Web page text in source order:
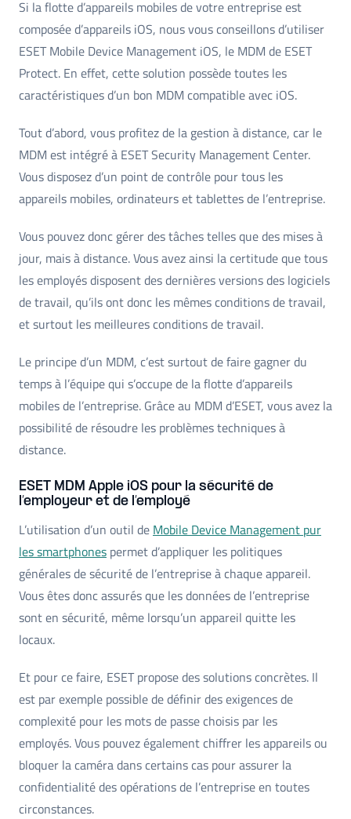
Si la flotte d’appareils mobiles de votre entreprise est
composée d’appareils iOS, nous vous conseillons d’utiliser
ESET Mobile Device Management iOS, le MDM de ESET
Protect. En effet, cette solution possède toutes les
caractéristiques d’un bon MDM compatible avec iOS.
Tout d’abord, vous profitez de la gestion à distance, car le
MDM est intégré à ESET Security Management Center.
Vous disposez d’un point de contrôle pour tous les
appareils mobiles, ordinateurs et tablettes de l’entreprise.
Vous pouvez donc gérer des tâches telles que des mises à
jour, mais à distance. Vous avez ainsi la certitude que tous
les employés disposent des dernières versions des logiciels
de travail, qu’ils ont donc les mêmes conditions de travail,
et surtout les meilleures conditions de travail.
Le principe d’un MDM, c’est surtout de faire gagner du
temps à l’équipe qui s’occupe de la flotte d’appareils
mobiles de l’entreprise. Grâce au MDM d’ESET, vous avez la
possibilité de résoudre les problèmes techniques à
distance.
ESET MDM Apple iOS pour la sécurité de
l’employeur et de l’employé
L’utilisation d’un outil de Mobile Device Management pur
les smartphones permet d’appliquer les politiques
générales de sécurité de l’entreprise à chaque appareil.
Vous êtes donc assurés que les données de l’entreprise
sont en sécurité, même lorsqu’un appareil quitte les
locaux.
Et pour ce faire, ESET propose des solutions concrètes. Il
est par exemple possible de définir des exigences de
complexité pour les mots de passe choisis par les
employés. Vous pouvez également chiffrer les appareils ou
bloquer la caméra dans certains cas pour assurer la
confidentialité des opérations de l’entreprise en toutes
circonstances.